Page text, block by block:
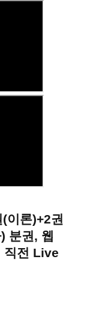
(이론)+2권
분권, 웹
직전 Live